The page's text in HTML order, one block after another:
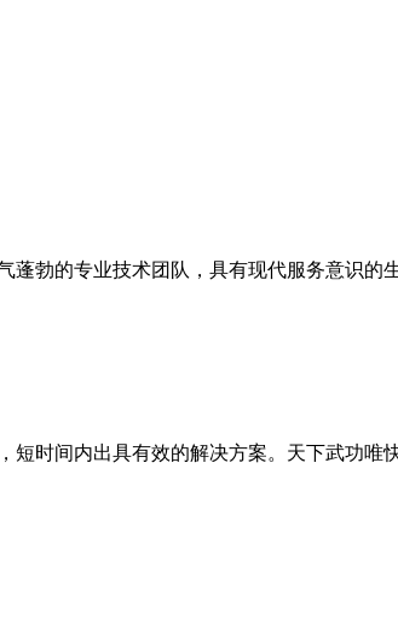
勃的专业技术团队，具有现代服务意识的
短时间内出具有效的解决方案。天下武功唯